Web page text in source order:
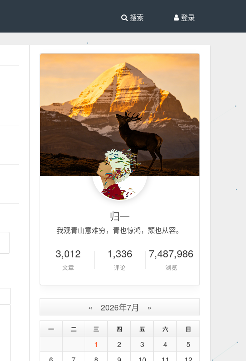
登录
搜索
归一
我观青山意难穷，青也惊鸿，颓也从容。
3,012
文章
1,336
评论
7,487,986
浏览
« 2026年7月 »
一 二 三 四 五 六 日
1 2 3 4
5